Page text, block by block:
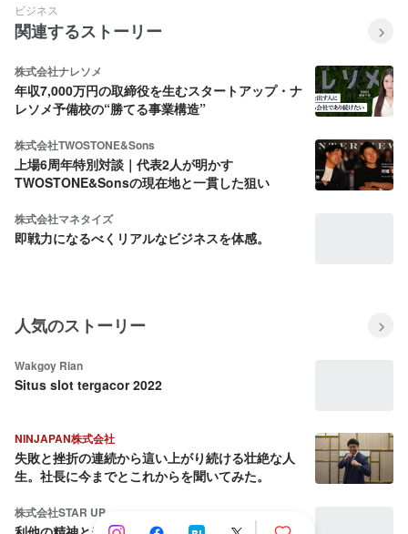
ビジネス
関連するストーリー
株式会社ナレソメ
年収7,000万円の取締役を生むスタートアップ・ナ
レソメ予備校の“勝てる事業構造”
株式会社TWOSTONE&Sons
上場6周年特別対談｜代表2人が明かす
TWOSTONE&Sonsの現在地と一貫した狙い
株式会社マネタイズ
即戦力になるべくリアルなビジネスを体感。
人気のストーリー
Wakgoy Rian
Situs slot tergacor 2022
NINJAPAN株式会社
失敗と挫折の連続から這い上がり続ける壮絶な人
生。社長に今までとこれからを聞いてみた。
株式会社STAR UP